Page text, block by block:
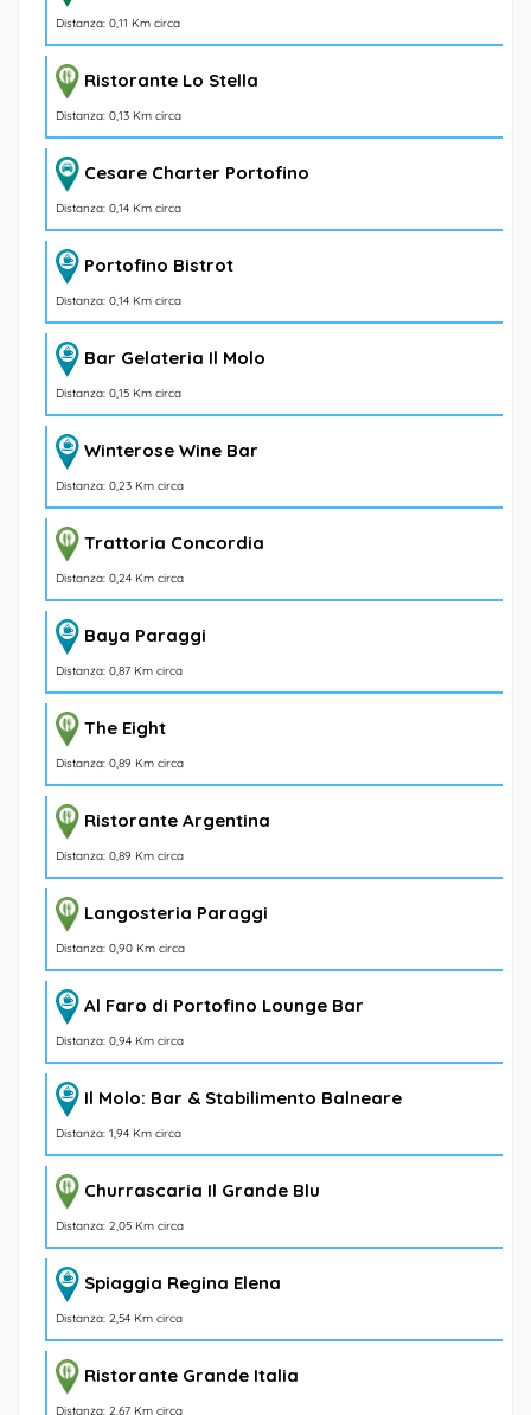
Distanza: 0,11 Km circa
Ristorante Lo Stella
Distanza: 0,13 Km circa
Cesare Charter Portofino
Distanza: 0,14 Km circa
Portofino Bistrot
Distanza: 0,14 Km circa
Bar Gelateria Il Molo
Distanza: 0,15 Km circa
Winterose Wine Bar
Distanza: 0,23 Km circa
Trattoria Concordia
Distanza: 0,24 Km circa
Baya Paraggi
Distanza: 0,87 Km circa
The Eight
Distanza: 0,89 Km circa
Ristorante Argentina
Distanza: 0,89 Km circa
Langosteria Paraggi
Distanza: 0,90 Km circa
Al Faro di Portofino Lounge Bar
Distanza: 0,94 Km circa
Il Molo: Bar & Stabilimento Balneare
Distanza: 1,94 Km circa
Churrascaria Il Grande Blu
Distanza: 2,05 Km circa
Spiaggia Regina Elena
Distanza: 2,54 Km circa
Ristorante Grande Italia
Distanza: 2,67 Km circa